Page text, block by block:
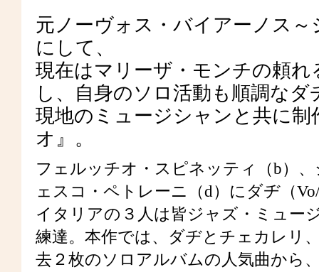
元ノーヴォス・バイアーノス
にして、
現在はマリーザ・モンチの頼
し、自身のソロ活動も順調な
現地のミュージシャンと共に
オ』。
フェルッチオ・スピネッティ（b）
ェスコ・ペトレーニ（d）にダヂ（
イタリアの３人は皆ジャズ・ミュー
練達。本作では、ダヂとチェカレリ
去２枚のソロアルバムの人気曲から